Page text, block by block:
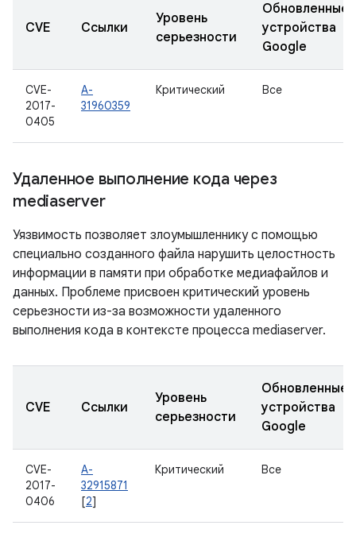
CVE Ссылки
Уровень
серьезности
Обновленные
устройства
Google
CVE-
2017-
0405
A-
31960359
Критический Все
Удаленное выполнение кода через
mediaserver
Уязвимость позволяет злоумышленнику с помощью
специально созданного файла нарушить целостность
информации в памяти при обработке медиафайлов и
данных. Проблеме присвоен критический уровень
серьезности из-за возможности удаленного
выполнения кода в контексте процесса mediaserver.
CVE Ссылки
Уровень
серьезности
Обновленные
устройства
Google
CVE-
2017-
0406
A-
32915871
[2]
Критический Все